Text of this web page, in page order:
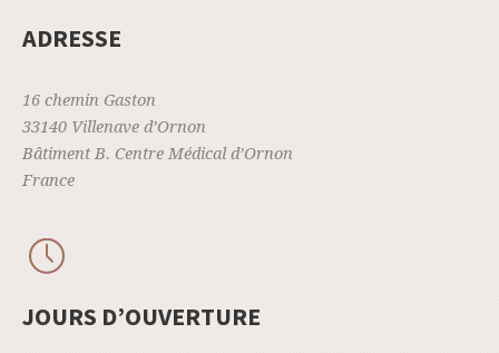
ADRESSE
16 chemin Gaston
33140 Villenave d’Ornon
Bâtiment B. Centre Médical d’Ornon
France
JOURS D’OUVERTURE